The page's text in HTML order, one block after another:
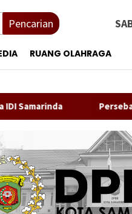
Pencarian
RUANG OLAHRAGA
Persebaya Akhiri